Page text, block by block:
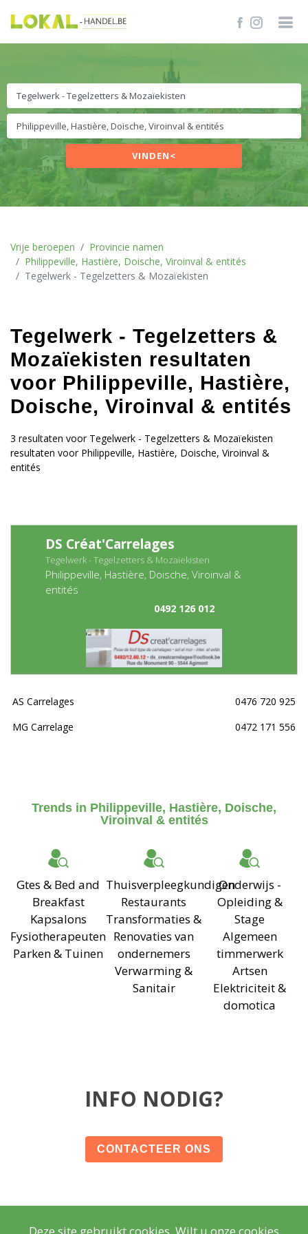
VINDEN<
Vrije beroepen
Provincie namen
Philippeville, Hastière, Doische, Viroinval & entités
Tegelwerk - Tegelzetters & Mozaïekisten
Tegelwerk - Tegelzetters &
Mozaïekisten resultaten
voor Philippeville, Hastière,
Doische, Viroinval & entités
3 resultaten voor Tegelwerk - Tegelzetters & Mozaïekisten
resultaten voor Philippeville, Hastière, Doische, Viroinval &
entités
DS Créat'Carrelages
Tegelwerk - Tegelzetters & Mozaïekisten
Philippeville, Hastière, Doische, Viroinval &
entités
0492 126 012
AS Carrelages
0476 720 925
MG Carrelage
0472 171 556
Trends in Philippeville, Hastière, Doische,
Viroinval & entités
Gtes & Bed and
Breakfast
Kapsalons
Fysiotherapeuten
Parken & Tuinen
Thuisverpleegkundigen
Restaurants
Transformaties &
Renovaties van
ondernemers
Verwarming &
Sanitair
Onderwijs -
Opleiding &
Stage
Algemeen
timmerwerk
Artsen
Elektriciteit &
domotica
INFO NODIG?
CONTACTEER ONS